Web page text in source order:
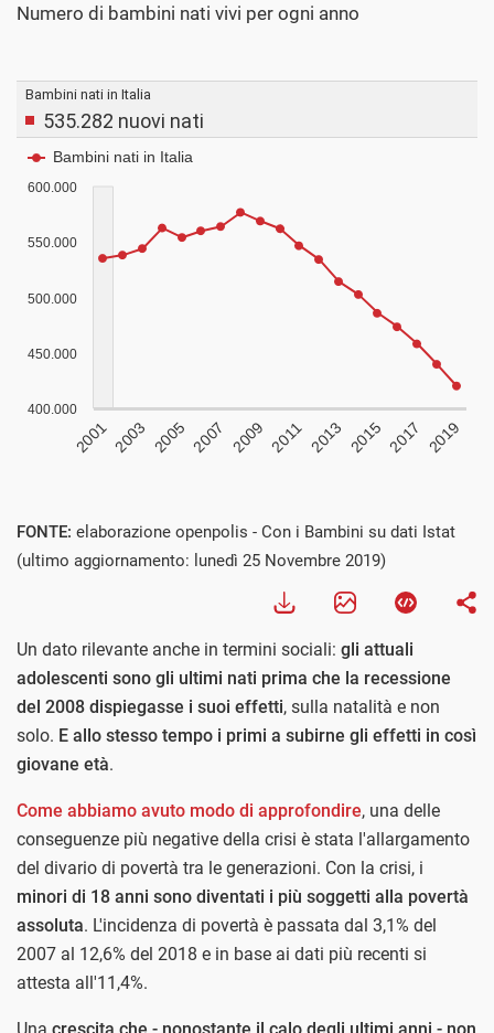
Numero di bambini nati vivi per ogni anno
FONTE: elaborazione openpolis - Con i Bambini su dati Istat
(ultimo aggiornamento: lunedì 25 Novembre 2019)
Un dato rilevante anche in termini sociali: gli attuali
adolescenti sono gli ultimi nati prima che la recessione
del 2008 dispiegasse i suoi effetti, sulla natalità e non
solo. E allo stesso tempo i primi a subirne gli effetti in così
giovane età.
Come abbiamo avuto modo di approfondire, una delle
conseguenze più negative della crisi è stata l'allargamento
del divario di povertà tra le generazioni. Con la crisi, i
minori di 18 anni sono diventati i più soggetti alla povertà
assoluta. L'incidenza di povertà è passata dal 3,1% del
2007 al 12,6% del 2018 e in base ai dati più recenti si
attesta all'11,4%.
Una crescita che - nonostante il calo degli ultimi anni - non